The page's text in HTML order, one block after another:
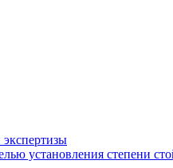
установления степени